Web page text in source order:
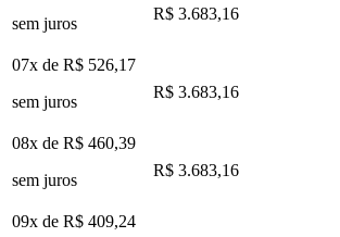
sem juros
R$ 3.683,16
07x de R$ 526,17
sem juros
R$ 3.683,16
08x de R$ 460,39
sem juros
R$ 3.683,16
09x de R$ 409,24